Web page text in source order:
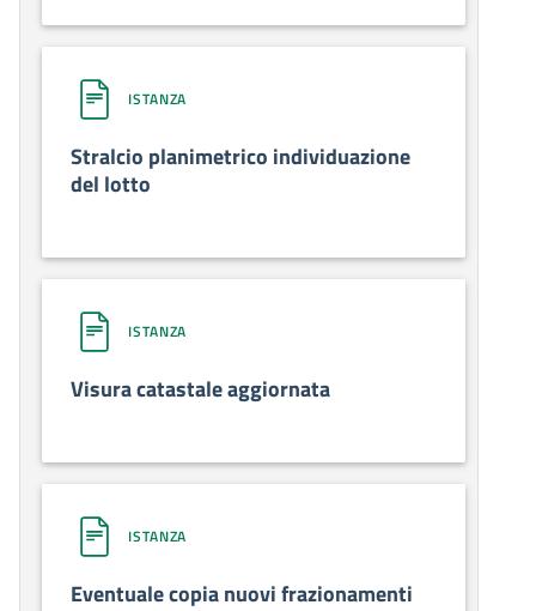
ISTANZA
Stralcio planimetrico individuazione
del lotto
ISTANZA
Visura catastale aggiornata
ISTANZA
Eventuale copia nuovi frazionamenti